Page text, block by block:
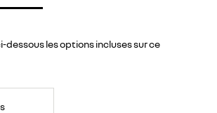
dessous les options incluses sur ce